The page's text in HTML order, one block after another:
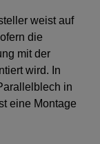
weist auf
die
mit der
wird. In
in
eine Montage